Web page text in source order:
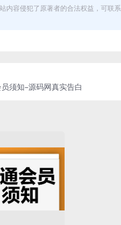
内容侵犯了原著者的合法权益，可联系
须知–源码网真实告白